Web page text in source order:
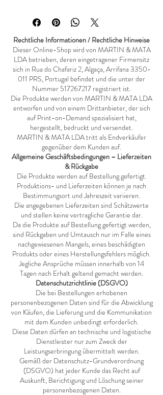
Tragetasche aus Bio-Baumwolle ist leicht,
strapazierfähig und geräumig – ideal für
Ihre persönlichen Gegenstände, Einkäufe
oder Reiseaccessoires. Ihr schlichtes und
robustes Design in Kombination mit
verstärkten Griffen bietet hohen
Tragekomfort und fördert gleichzeitig
einen verantwortungsvolleren Konsum.
Eigenschaften: • Umweltfreundliche
Tragetasche • Modell SOL'S Organic Zen
76900 • 100 % Bio-Baumwolle •
Geräumiges Format für den täglichen
Gebrauch • Leicht und einfach
zusammenfaltbar • Verstärkte Griffe für
zusätzliche Strapazierfähigkeit • Ideal zum
Einkaufen, Reisen oder für den Alltag.
Verkäufer: MARTIN & MATA LDA, Rua
do Chafariz 2, Algaça, Arrifana 3350-011
PRS, Portugal, NIF 517267217.
Produktion: Das Produkt wurde von
MARTIN & MATA LDA entworfen und
wird auf Bestellung von einem
spezialisierten Druckpartner (Print-on-
Demand) hergestellt. Lieferung: Die
Produkte werden auf Bestellung gefertigt.
Die voraussichtliche Produktions- und
Lieferzeit variiert je nach Bestimmungsort
und Jahreszeit zwischen 5 und 15
Werktagen. Rückgabe: Rückgaben werden
nur bei defekten, beschädigten oder
fehlerhaften Produkten akzeptiert. Alle
Reklamationen müssen innerhalb von 14
Tagen nach Erhalt der Ware gemeldet
werden. Datenschutz (DSGVO):
Personenbezogene Daten, die im Rahmen
einer Bestellung erhoben werden, werden
Rechtliche Informationen / Rechtliche Hinweise
Dieser Online-Shop wird von MARTIN & MATA
LDA betrieben, deren eingetragener Firmensitz
sich in Rua do Chafariz 2, Algaça, Arrifana 3350-
011 PRS, Portugal befindet und die unter der
Nummer 517267217 registriert ist.
Die Produkte werden von MARTIN & MATA LDA
entworfen und von einem Drittanbieter, der sich
auf Print-on-Demand spezialisiert hat,
hergestellt, bedruckt und versendet.
MARTIN & MATA LDA tritt als Endverkäufer
gegenüber dem Kunden auf.
Allgemeine Geschäftsbedingungen – Lieferzeiten
& Rückgabe
Die Produkte werden auf Bestellung gefertigt.
Produktions- und Lieferzeiten können je nach
Bestimmungsort und Jahreszeit variieren.
Die angegebenen Lieferzeiten sind Schätzwerte
und stellen keine vertragliche Garantie dar.
Da die Produkte auf Bestellung gefertigt werden,
sind Rückgaben und Umtausch nur im Falle eines
nachgewiesenen Mangels, eines beschädigten
Produkts oder eines Herstellungsfehlers möglich.
Jegliche Ansprüche müssen innerhalb von 14
Tagen nach Erhalt geltend gemacht werden.
Datenschutzrichtlinie (DSGVO)
Die bei Bestellungen erhobenen
personenbezogenen Daten sind für die Abwicklung
von Käufen, die Lieferung und die Kommunikation
mit dem Kunden unbedingt erforderlich.
Diese Daten dürfen an technische und logistische
Dienstleister nur zum Zweck der
Leistungserbringung übermittelt werden.
Gemäß der Datenschutz-Grundverordnung
(DSGVO) hat jeder Kunde das Recht auf
Auskunft, Berichtigung und Löschung seiner
personenbezogenen Daten.